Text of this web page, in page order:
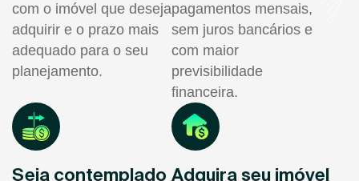
com o imóvel que deseja
adquirir e o prazo mais
adequado para o seu
planejamento.
pagamentos mensais,
sem juros bancários e
com maior
previsibilidade
financeira.
Seja contemplado Adquira seu imóvel